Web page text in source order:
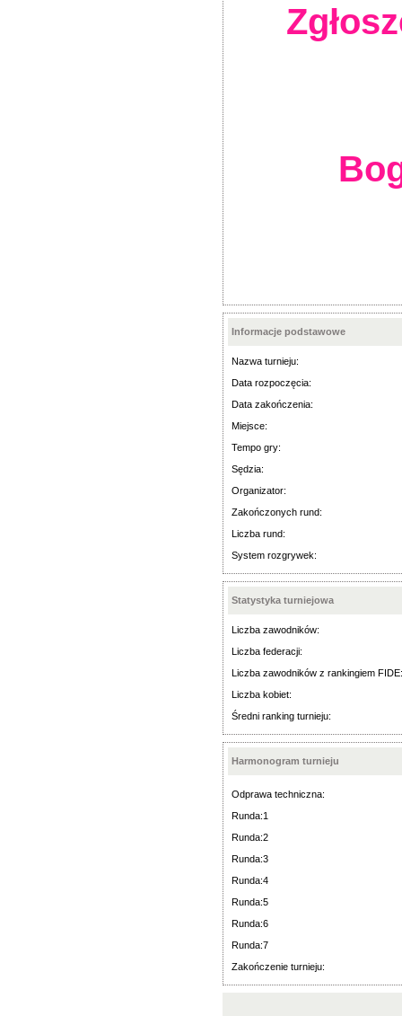
Informacje podstawowe
Nazwa turnieju:
Data rozpoczęcia:
Data zakończenia:
Miejsce:
Tempo gry:
Sędzia:
Organizator:
Zakończonych rund:
Liczba rund:
System rozgrywek:
Statystyka turniejowa
Liczba zawodników:
Liczba federacji:
Liczba zawodników z rankingiem FIDE:
Liczba kobiet:
Średni ranking turnieju:
Harmonogram turnieju
Odprawa techniczna:
Runda:1
Runda:2
Runda:3
Runda:4
Runda:5
Runda:6
Runda:7
Zakończenie turnieju: